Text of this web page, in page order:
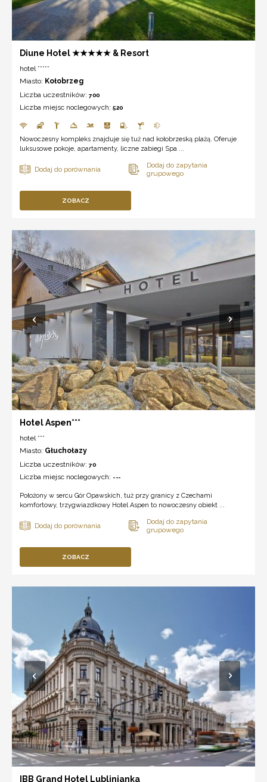
Diune Hotel ★★★★★ & Resort
hotel *****
Miasto: Kołobrzeg
Liczba uczestników: 700
Liczba miejsc noclegowych: 520
Nowoczesny kompleks znajduje się tuż nad kołobrzeską plażą. Oferuje
luksusowe pokoje, apartamenty, liczne zabiegi Spa ...
ZOBACZ
Hotel Aspen***
hotel ***
Miasto: Głuchołazy
Liczba uczestników: 70
Liczba miejsc noclegowych: ---
Położony w sercu Gór Opawskich, tuż przy granicy z Czechami
komfortowy, trzygwiazdkowy Hotel Aspen to nowoczesny obiekt ...
ZOBACZ
IBB Grand Hotel Lublinianka